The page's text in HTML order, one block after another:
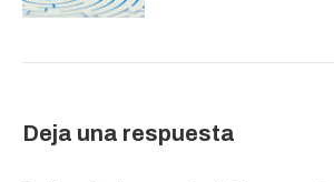
Deja una respuesta